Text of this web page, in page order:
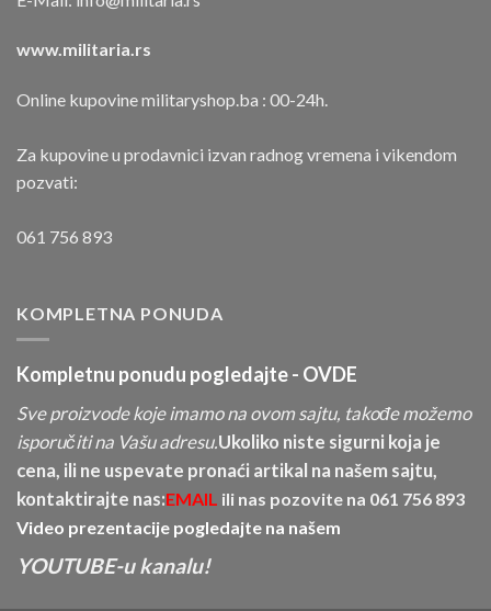
www.militaria.rs
Online kupovine militaryshop.ba : 00-24h.
Za kupovine u prodavnici izvan radnog vremena i vikendom
pozvati:
061 756 893
KOMPLETNA PONUDA
Kompletnu ponudu pogledajte - OVDE
Sve proizvode koje imamo na ovom sajtu, takođe možemo
isporučiti na Vašu adresu.Ukoliko niste sigurni koja je
cena, ili ne uspevate pronaći artikal na našem sajtu,
kontaktirajte nas:EMAIL ili nas pozovite na 061 756 893
Video prezentacije pogledajte na našem
YOUTUBE-u kanalu!